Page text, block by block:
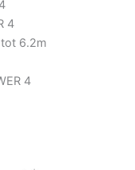
4
tot 6.2m
4